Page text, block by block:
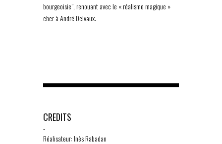
bourgeoisie”, renouant avec le « réalisme magique »
cher à André Delvaux.
CREDITS
-
Réalisateur: Inès Rabadan